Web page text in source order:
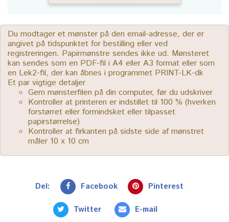
Du modtager et mønster på den email-adresse, der er
angivet på tidspunktet for bestilling eller ved
registreringen. Papirmønstre sendes ikke ud. Mønsteret
kan sendes som en PDF-fil i A4 eller A3 format eller som
en Lek2-fil, der kan åbnes i programmet PRINT-LK-dk
Et par vigtige detaljer
Gem mønsterfilen på din computer, før du udskriver
Kontroller at printeren er indstillet til 100 % (hverken
forstørret eller formindsket eller tilpasset
papirstørrelse)
Kontroller at firkanten på sidste side af mønstret
måler 10 x 10 cm
Del: Facebook Pinterest
Twitter E-mail